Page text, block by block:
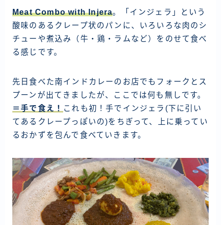
Meat Combo with Injera。「インジェラ」という
酸味のあるクレープ状のパンに、いろいろな肉のシ
チューや煮込み（牛・鶏・ラムなど）をのせて食べ
る感じです。
先日食べた南インドカレーのお店でもフォークとス
プーンが出てきましたが、ここでは何も無しです。
＝手で食え！ これも初！手でインジェラ(下に引い
てあるクレープっぽいの)をちぎって、上に乗ってい
るおかずを包んで食べていきます。